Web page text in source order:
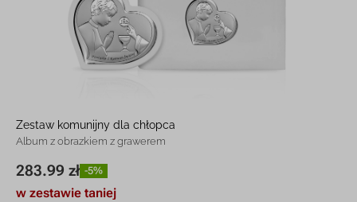
Zestaw komunijny dla chłopca
Album z obrazkiem z grawerem
283.99 zł -5%
w zestawie taniej